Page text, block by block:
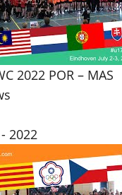
2022 POR – MAS
2022